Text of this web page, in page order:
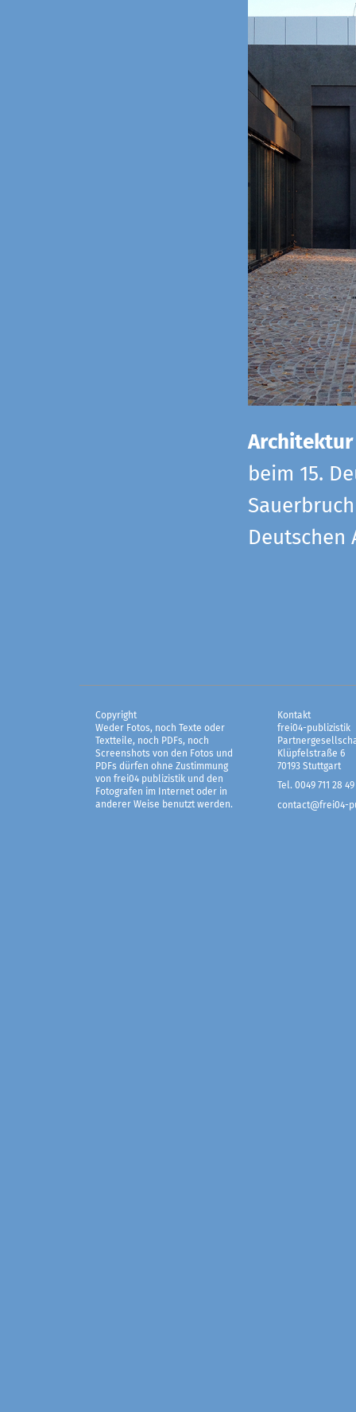
beim 15.
Copyright
Weder Fotos, noch Texte oder
Textteile, noch PDFs, noch
Screenshots von den Fotos und
PDFs dürfen ohne Zustimmung
von frei04 publizistik und den
Fotografen im Internet oder in
anderer Weise benutzt werden.
Kontakt
frei04-publizistik
Klüpfelstraße 6
70193 Stuttgart
Tel. 0049 711 28 49
contact@frei04-